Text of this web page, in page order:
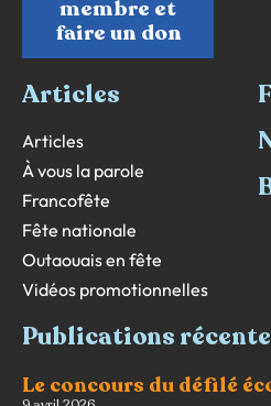
membre et
faire un don
Articles
Articles
À vous la parole
Francofête
Fête nationale
Outaouais en fête
Vidéos promotionnelles
Publications
Le concours du défilé